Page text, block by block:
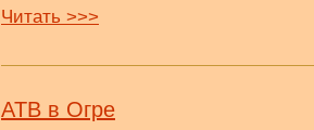
Читать >>>
ATB в Огре